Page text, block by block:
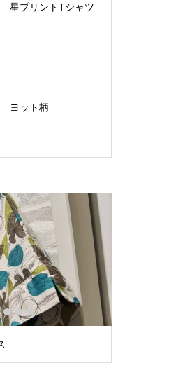
星プリントTシャツ
ヨット柄
3 4 5